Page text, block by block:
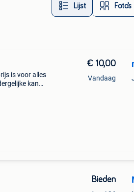
Lijst Foto’s
is voor alles
kan
€ 10,00
Vandaag
Bieden